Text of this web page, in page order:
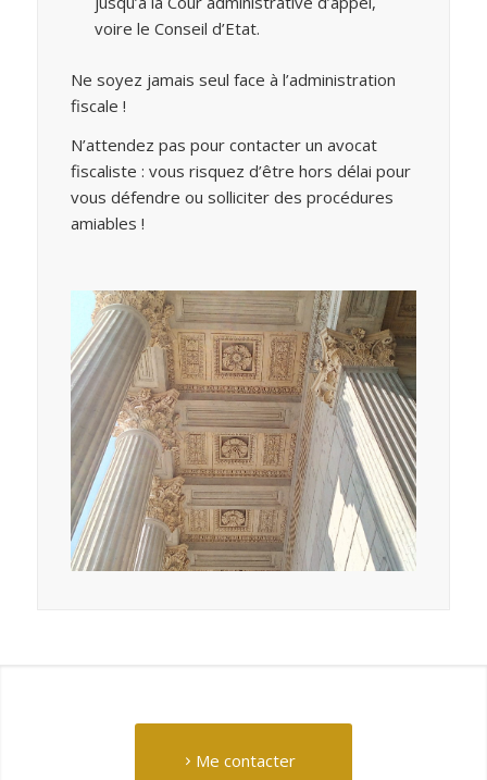
voire le Conseil d’Etat.
Ne soyez jamais seul face à l’administration
fiscale !
N’attendez pas pour contacter un avocat
fiscaliste : vous risquez d’être hors délai pour
vous défendre ou solliciter des procédures
amiables !
Me contacter